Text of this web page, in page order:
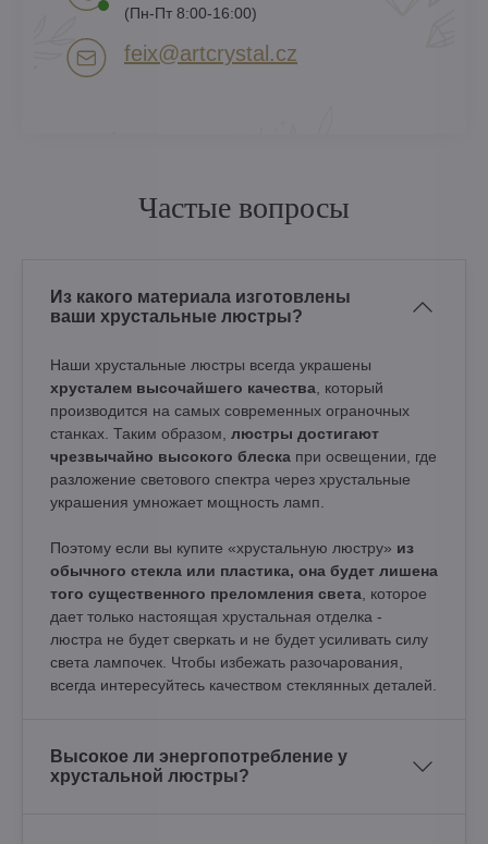
(Пн-Пт 8:00-16:00)
feix​@artcrystal​.cz
Частые вопросы
Из какого материала изготовлены
ваши хрустальные люстры?
Наши хрустальные люстры всегда украшены
хрусталем высочайшего качества , который
производится на самых современных ограночных
станках. Таким образом, люстры достигают
чрезвычайно высокого блеска при освещении, где
разложение светового спектра через хрустальные
украшения умножает мощность ламп.
Поэтому если вы купите «хрустальную люстру» из
обычного стекла или пластика, она будет лишена
того существенного преломления света , которое
дает только настоящая хрустальная отделка -
люстра не будет сверкать и не будет усиливать силу
света лампочек. Чтобы избежать разочарования,
всегда интересуйтесь качеством стеклянных деталей.
Высокое ли энергопотребление у
хрустальной люстры?